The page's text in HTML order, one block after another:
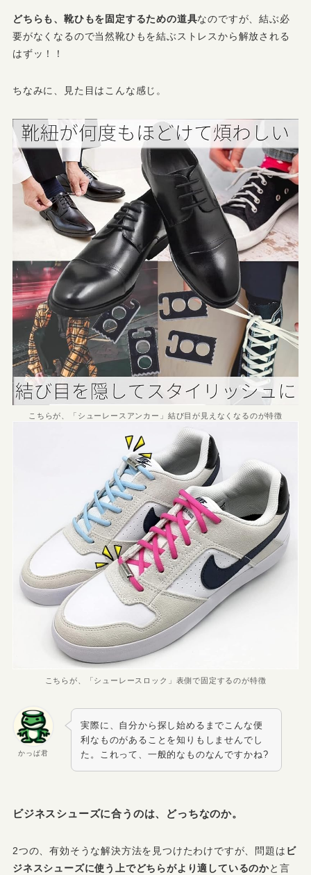
どちらも、靴ひもを固定するための道具なのですが、結ぶ必
要がなくなるので当然靴ひもを結ぶストレスから解放される
はずッ！！
ちなみに、見た目はこんな感じ。
こちらが、「シューレースアンカー」結び目が見えなくなるのが特徴
こちらが、「シューレースロック」表側で固定するのが特徴
かっぱ君
実際に、自分から探し始めるまでこんな便
利なものがあることを知りもしませんでし
た。これって、一般的なものなんですかね?
ビジネスシューズに合うのは、どっちなのか。
2つの、有効そうな解決方法を見つけたわけですが、問題は ビ
ジネスシューズに使う上でどちらがより適しているのかと言